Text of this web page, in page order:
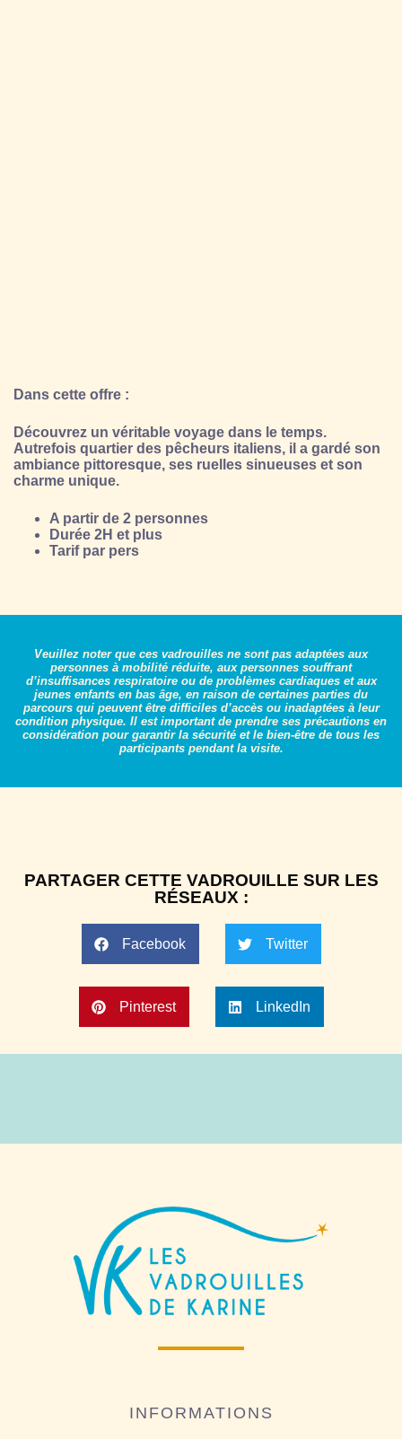
Dans cette offre :
Découvrez un véritable voyage dans le temps.
Autrefois quartier des pêcheurs italiens, il a gardé son
ambiance pittoresque, ses ruelles sinueuses et son
charme unique.
A partir de 2 personnes
Durée 2H et plus
Tarif par pers
Veuillez noter que ces vadrouilles ne sont pas adaptées aux
personnes à mobilité réduite, aux personnes souffrant
d’insuffisances respiratoire ou de problèmes cardiaques et aux
jeunes enfants en bas âge, en raison de certaines parties du
parcours qui peuvent être difficiles d’accès ou inadaptées à leur
condition physique. Il est important de prendre ses précautions en
considération pour garantir la sécurité et le bien-être de tous les
participants pendant la visite.
PARTAGER CETTE VADROUILLE SUR LES
RÉSEAUX :
Facebook Twitter
Pinterest LinkedIn
INFORMATIONS